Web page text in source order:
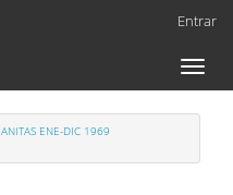
Entrar
Toggle
ENE-DIC 1969